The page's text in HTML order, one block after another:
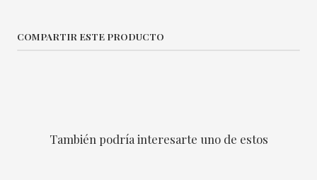
COMPARTIR ESTE PRODUCTO
También podría interesarte uno de estos